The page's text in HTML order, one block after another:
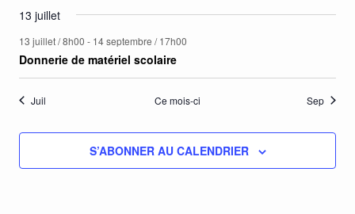
13 juillet
13 juillet / 8h00 - 14 septembre / 17h00
Donnerie de matériel scolaire
Juil Ce mois-ci Sep
S’ABONNER AU CALENDRIER